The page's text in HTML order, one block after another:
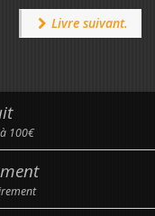
Livre suivant.
100€